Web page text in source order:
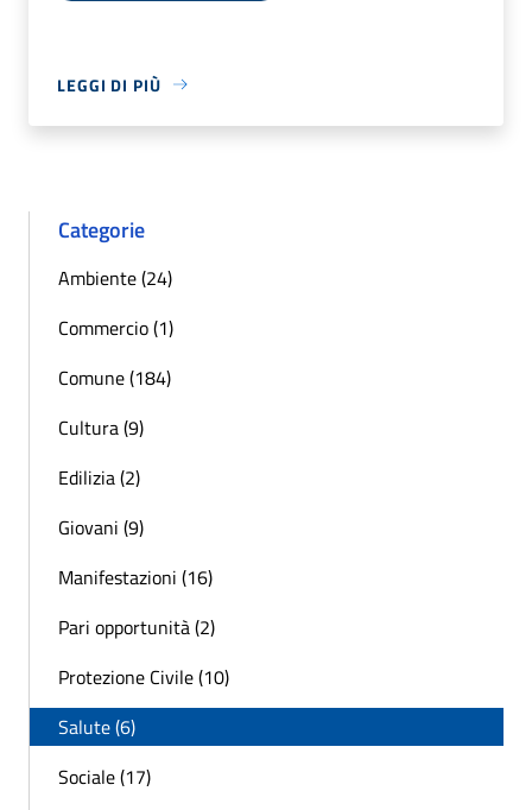
LEGGI DI PIÙ
Categorie
Ambiente (24)
Commercio (1)
Comune (184)
Cultura (9)
Edilizia (2)
Giovani (9)
Manifestazioni (16)
Pari opportunità (2)
Protezione Civile (10)
Salute (6)
Sociale (17)